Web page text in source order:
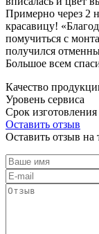
Примерно через 2
красавицу!
помучиться с
получился
Большое всем
Качество
Уровень сервиса
Срок изготовления
Оставить отзыв
Оставить отзыв на